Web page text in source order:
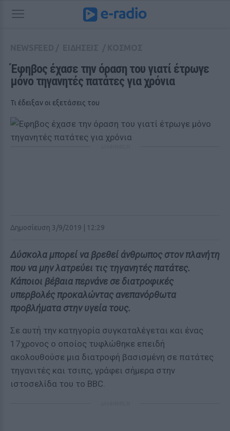
Έφηβος έχασε την όραση του γιατί έτρωγε
μόνο τηγανητές πατάτες για χρόνια
Τι έδειξαν οι εξετάσεις του
Δημοσίευση 3/9/2019 | 12:29
Δύσκολα μπορεί να βρεθεί άνθρωπος στον πλανήτη
που να μην λατρεύει τις τηγανητές πατάτες.
Κάποιοι βέβαια περνάνε σε διατροφικές
υπερβολές προκαλώντας ανεπανόρθωτα
προβλήματα στην υγεία τους.
Σε αυτή την κατηγορία συγκαταλέγεται και ένας
17χρονος ο οποίος τυφλώθηκε επειδή
ακολουθούσε μια διατροφή βασισμένη σε πατάτες
τηγανιτές και τσιπς, γράφει σήμερα στην
ιστοσελίδα του το BBC.